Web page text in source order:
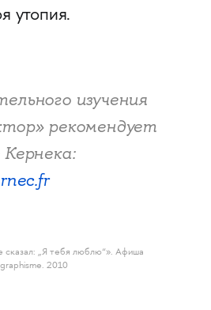
утопия.
изучения
рекомендует
сказал: „Я тебя люблю“». Афиша
2010